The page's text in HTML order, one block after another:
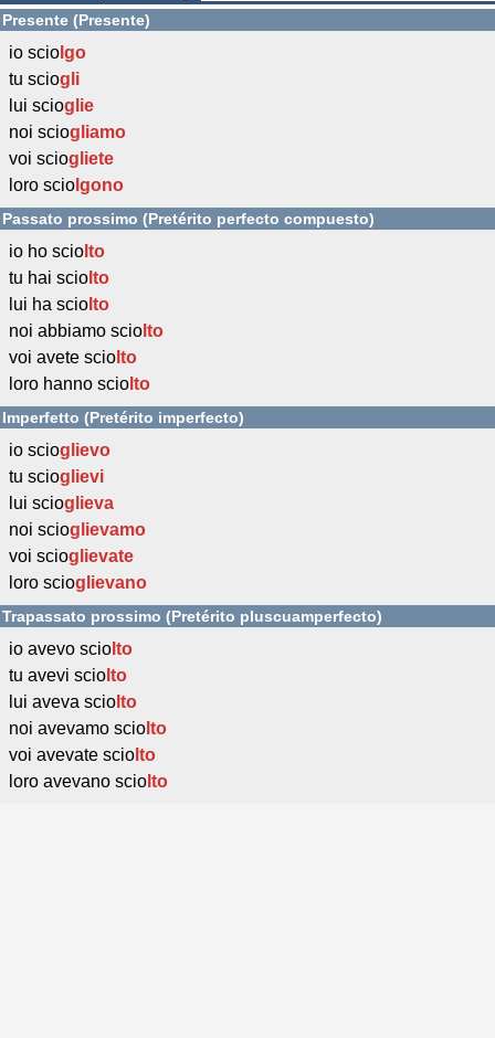
Presente (Presente)
io scio lgo
tu sciogli
lui scioglie
noi sciogliamo
voi sciogliete
loro scio lgono
Passato prossimo (Pretérito perfecto compuesto)
io ho scio lto
tu hai scio lto
lui ha scio lto
noi abbiamo scio lto
voi avete scio lto
loro hanno scio lto
Imperfetto (Pretérito imperfecto)
io scioglievo
tu scioglievi
lui scioglieva
noi scioglievamo
voi scioglievate
loro scioglievano
Trapassato prossimo (Pretérito pluscuamperfecto)
io avevo scio lto
tu avevi scio lto
lui aveva scio lto
noi avevamo scio lto
voi avevate scio lto
loro avevano scio lto